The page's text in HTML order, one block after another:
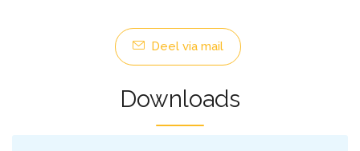
Deel via mail
Downloads